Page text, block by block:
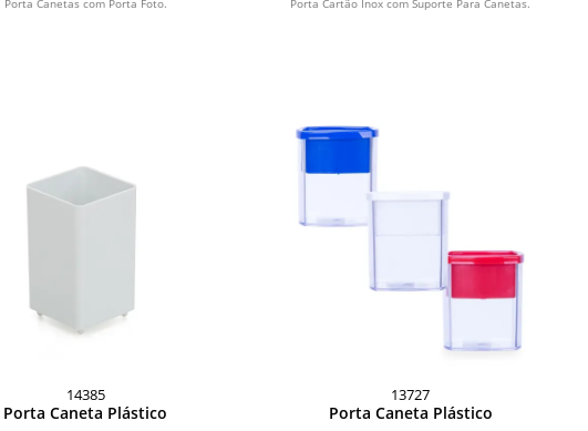
Porta Canetas com Porta Foto. Porta Cartão Inox com Suporte Para Canetas.
14385
Porta Caneta Plástico
13727
Porta Caneta Plástico